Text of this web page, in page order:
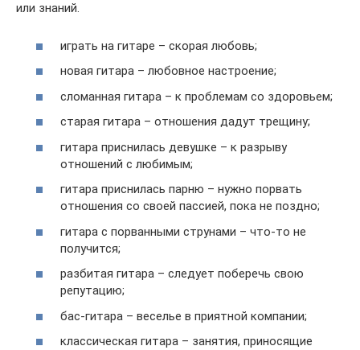
или знаний.
играть на гитаре – скорая любовь;
новая гитара – любовное настроение;
сломанная гитара – к проблемам со здоровьем;
старая гитара – отношения дадут трещину;
гитара приснилась девушке – к разрыву
отношений с любимым;
гитара приснилась парню – нужно порвать
отношения со своей пассией, пока не поздно;
гитара с порванными струнами – что-то не
получится;
разбитая гитара – следует поберечь свою
репутацию;
бас-гитара – веселье в приятной компании;
классическая гитара – занятия, приносящие